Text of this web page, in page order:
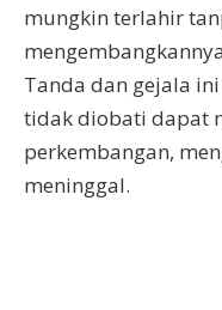
mungkin terlahir
Tanda dan gejala
tidak diobati dapat
perkembangan,
meninggal.